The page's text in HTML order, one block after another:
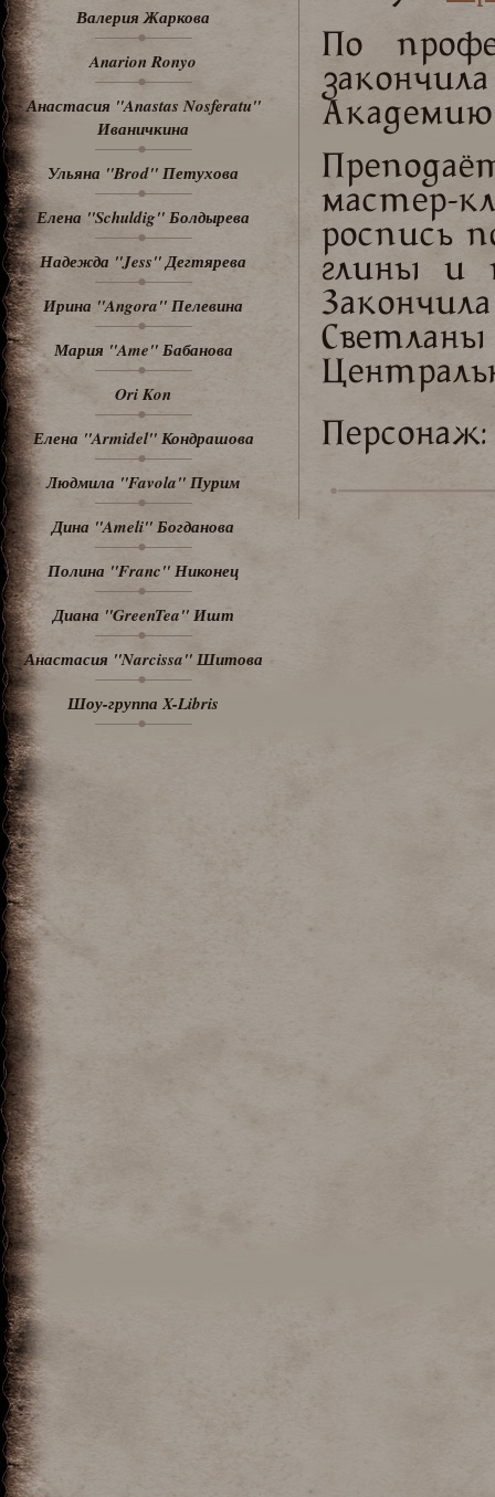
Валерия Жаркова
Anarion Ronyo
Анастасия "Anastas Nosferatu"
Иваничкина
Ульяна "Brod" Петухова
Елена "Schuldig" Болдырева
Надежда "Jess" Дегтярева
Ирина "Angora" Пелевина
Мария "Ame" Бабанова
Ori Kon
Елена "Armidel" Кондрашова
Людмила "Favola" Пурим
Дина "Ameli" Богданова
Полина "Franc" Никонец
Диана "GreenTea" Ишт
Анастасия "Narcissa" Шитова
Шоу-группа X-Libris
По
мастер-
роспись
глины и
Светланы